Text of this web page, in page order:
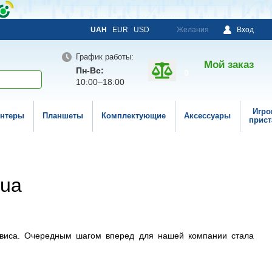
UAH EUR USD Желания Вход
График работы:
Пн-Вс:
10:00–18:00
Мой заказ
Планшеты Комплектующие Аксессуары
Очередным шагом вперед для нашей компании стала